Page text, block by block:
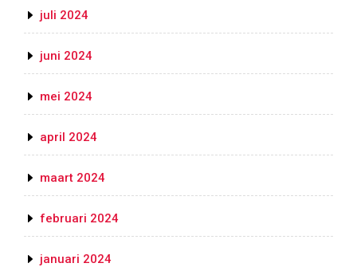
juli 2024
juni 2024
mei 2024
april 2024
maart 2024
februari 2024
januari 2024